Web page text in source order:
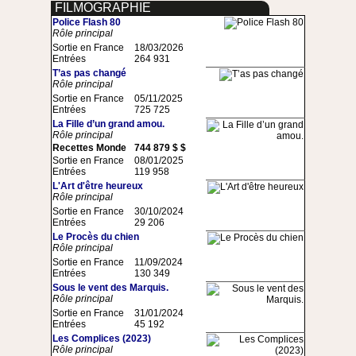
FILMOGRAPHIE
Police Flash 80
Rôle principal
Sortie en France
Entrées
18/03/2026
264 931
T’as pas changé
Rôle principal
Sortie en France
Entrées
05/11/2025
725 725
La Fille d’un grand amou.
Rôle principal
Recettes Monde
744 879 $ $
Sortie en France
Entrées
08/01/2025
119 958
L'Art d'être heureux
Rôle principal
Sortie en France
Entrées
30/10/2024
29 206
Le Procès du chien
Rôle principal
Sortie en France
Entrées
11/09/2024
130 349
Sous le vent des Marquis.
Rôle principal
Sortie en France
Entrées
31/01/2024
45 192
Les Complices (2023)
Rôle principal